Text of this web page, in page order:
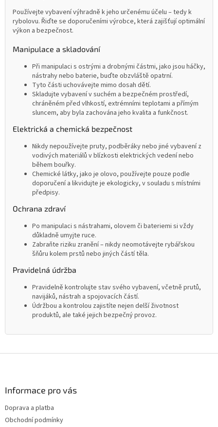
Používejte vybavení výhradně k jeho určenému účelu – tedy k
rybolovu. Řiďte se doporučeními výrobce, která zajišťují optimální
výkon a bezpečnost.
Manipulace a skladování
Při manipulaci s ostrými a drobnými částmi, jako jsou háčky,
nástrahy nebo baterie, buďte obzvláště opatrní.
Tyto části uchovávejte mimo dosah dětí.
Skladujte vybavení v suchém a bezpečném prostředí,
chráněném před vlhkostí, extrémními teplotami a přímým
sluncem, aby byla zachována jeho kvalita a funkčnost.
Elektrická a chemická bezpečnost
Nikdy nepoužívejte pruty, podběráky nebo jiné vybavení z
vodivých materiálů v blízkosti elektrických vedení nebo
během bouřky.
Chemické látky, jako je olovo, používejte pouze podle
doporučení a likvidujte je ekologicky, v souladu s místními
předpisy.
Ochrana zdraví
Po manipulaci s nástrahami, olovem či bateriemi si vždy
důkladně umyjte ruce.
Zabraňte riziku zranění – nikdy neomotávejte rybářskou
šňůru kolem prstů nebo jiných částí těla.
Pravidelná údržba
Pravidelně kontrolujte stav svého vybavení, včetně prutů,
navijáků, nástrah a spojovacích částí.
Údržbou a kontrolou zajistíte nejen delší životnost
produktů, ale také jejich bezpečný provoz.
Informace pro vás
Doprava a platba
Obchodní podmínky